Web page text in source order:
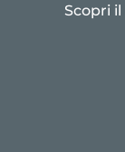
Scopri